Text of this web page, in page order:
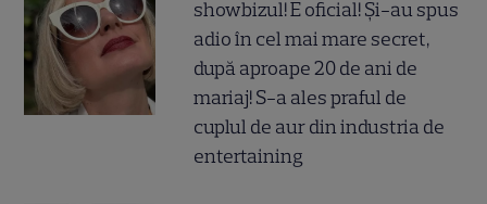
showbizul! E oficial! Și-au spus
adio în cel mai mare secret,
după aproape 20 de ani de
mariaj! S-a ales praful de
cuplul de aur din industria de
entertaining